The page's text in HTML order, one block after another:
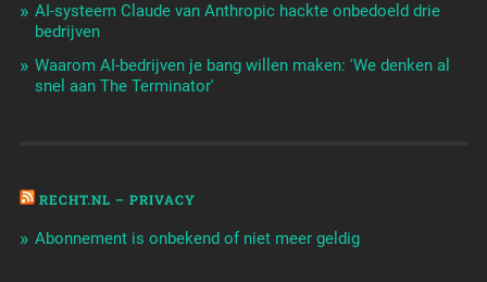
AI-systeem Claude van Anthropic hackte onbedoeld drie
bedrijven
Waarom AI-bedrijven je bang willen maken: 'We denken al
snel aan The Terminator'
RECHT.NL – PRIVACY
Abonnement is onbekend of niet meer geldig